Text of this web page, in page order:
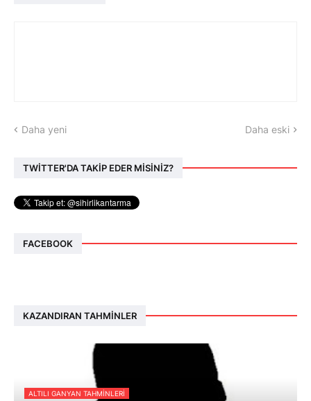
Daha yeni Daha eski
TWİTTER'DA TAKİP EDER MİSİNİZ?
FACEBOOK
KAZANDIRAN TAHMINLER
ALTILI GANYAN TAHMINLERI